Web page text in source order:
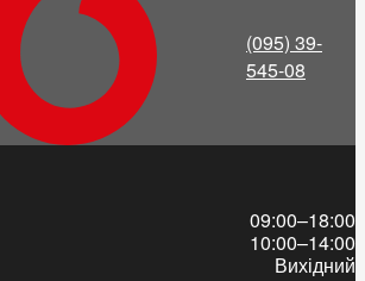
(095) 39-
545-08
09:00–18:00
10:00–14:00
Вихідний